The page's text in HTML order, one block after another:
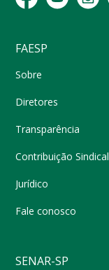
FAESP
Sobre
Diretores
Transparência
Contribuição Sindical
Jurídico
Fale conosco
SENAR-SP